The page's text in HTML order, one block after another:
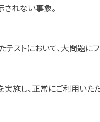
れない事象。
テストにおいて、大問題
施し、正常にご利用いた